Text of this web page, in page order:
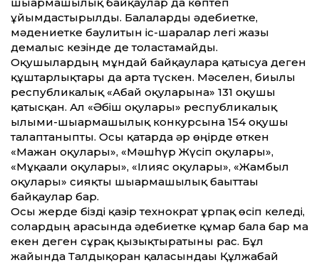
шығармашылық байқаулар да көп­теп
ұйымдастырылды. Балаларды әдебиетке,
мәдениетке баулитын іс-шаралар легі жазғы
демалыс кезінде де толастамайды.
Оқушылардың мұндай байқауларға қатысуға деген
құштарлықтары да арта түскен. Мәселен, биылғы
республикалық «Абай оқуларына» 131 оқушы
қатысқан. Ал «Әбіш оқулары» республикалық
ғылыми-шығармашылық конкурсына 154 оқушы
талаптаныпты. Осы қатарда әр өңірде өткен
«Мағжан оқулары», «Мәшһүр Жүсіп оқулары»,
«Мұқағали оқулары», «Ілияс оқулары», «Жамбыл
оқулары» сияқты шығармашылық бағыт­тағы
байқаулар бар.
Осы жерде бізді қазір технократ ұрпақ өсіп келеді,
солардың арасында әдебиетке құмар бала бар ма
екен деген сұрақ қызықтыратыны рас. Бұл
жайында Талдықорған қаласындағы Құлжабай